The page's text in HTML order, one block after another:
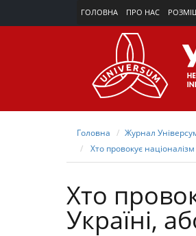
ГОЛОВНА ПРО НАС
Головна Журнал
Хто провокує націоналізм
Хто
Україні,